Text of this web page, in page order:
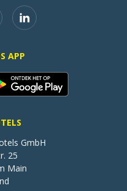
APP
GmbH
25
Main